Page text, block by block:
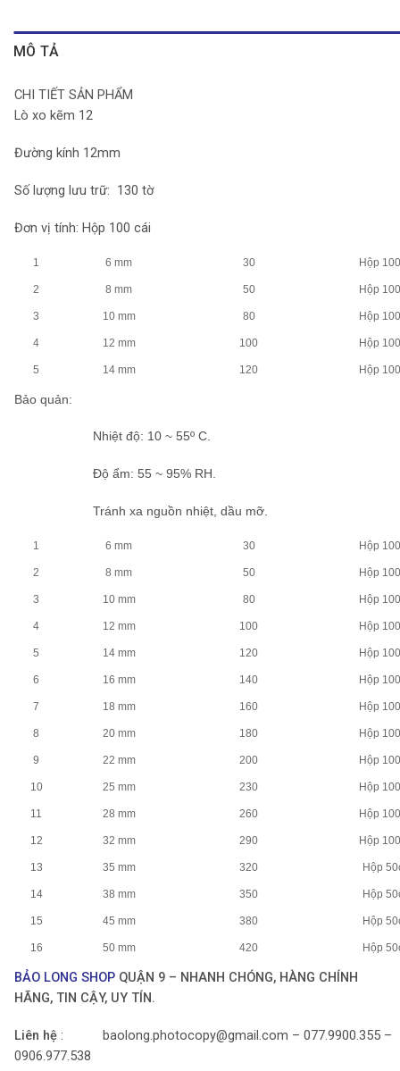
MÔ TẢ
CHI TIẾT SẢN PHẨM
Lò xo kẽm 12
Đường kính 12mm
Số lượng lưu trữ: 130 tờ
Đơn vị tính: Hộp 100 cái
1 6 mm 30 Hộp
2 8 mm 50 Hộp
3 10 mm 80 Hộp
4 12 mm 100 Hộp
5 14 mm 120 Hộp
Bảo quản:
Nhiệt độ: 10 ~ 55º C.
Độ ẩm: 55 ~ 95% RH.
Tránh xa nguồn nhiệt, dầu mỡ.
1 6 mm 30 Hộp
2 8 mm 50 Hộp
3 10 mm 80 Hộp
4 12 mm 100 Hộp
5 14 mm 120 Hộp
6 16 mm 140 Hộp
7 18 mm 160 Hộp
8 20 mm 180 Hộp
9 22 mm 200 Hộp
10 25 mm 230 Hộp
11 28 mm 260 Hộp
12 32 mm 290 Hộp
13 35 mm 320 Hộp
14 38 mm 350 Hộp
15 45 mm 380 Hộp
16 50 mm 420 Hộp
BẢO LONG SHOP QUẬN 9 – NHANH CHÓNG, HÀNG CHÍNH
HÃNG, TIN CẬY, UY TÍN.
Liên hệ : baolong.photocopy@gmail.com – 077.9900.355 –
0906.977.538